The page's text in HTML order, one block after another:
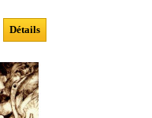
Détails